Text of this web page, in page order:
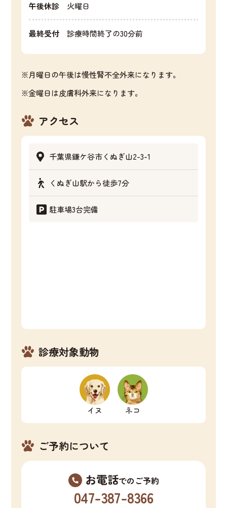
午後休診 火曜日
最終受付 診療時間終了の30分前
※月曜日の午後は慢性腎不全外来になります。
※金曜日は皮膚科外来になります。
アクセス
千葉県鎌ケ谷市くぬぎ山2-3-1
くぬぎ山駅から徒歩7分
駐車場3台完備
診療対象動物
イヌ ネコ
ご予約について
お電話でのご予約
047-387-8366